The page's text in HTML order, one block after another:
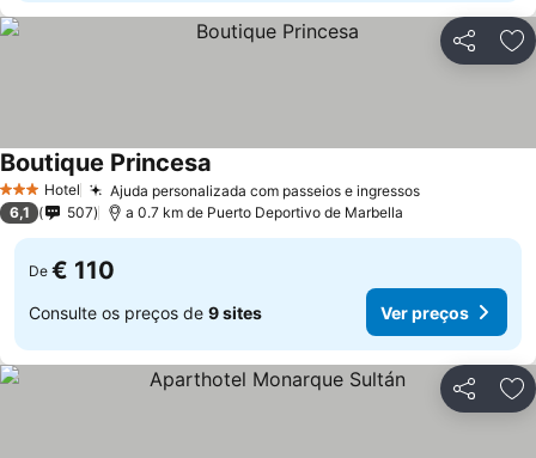
Partilhar
3 EstrelasHotel Ajuda personalizada com passeios e ingressos
Boutique Princesa
6,1 507 a 0.7 km de Puerto Deportivo de Marbella
De € 110
Consulte os preços de 9 sites Ver preços
Partilhar